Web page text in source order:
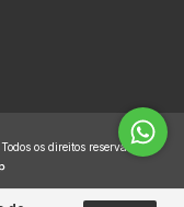
os direitos reservados.